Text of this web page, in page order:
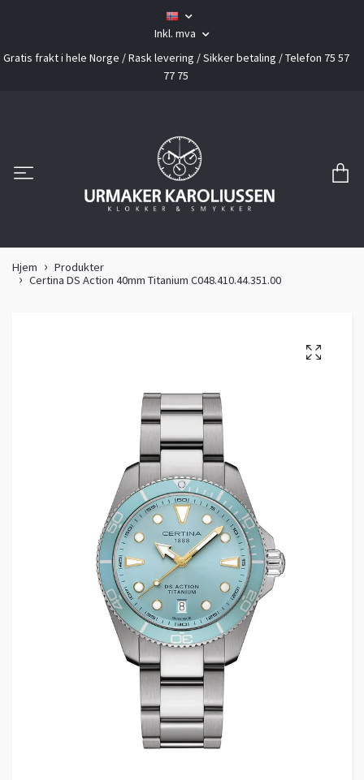
Inkl. mva
Gratis frakt i hele Norge / Rask levering / Sikker betaling / Telefon 75 57
77 75
Hjem
Produkter
Certina DS Action 40mm Titanium C048.410.44.351.00